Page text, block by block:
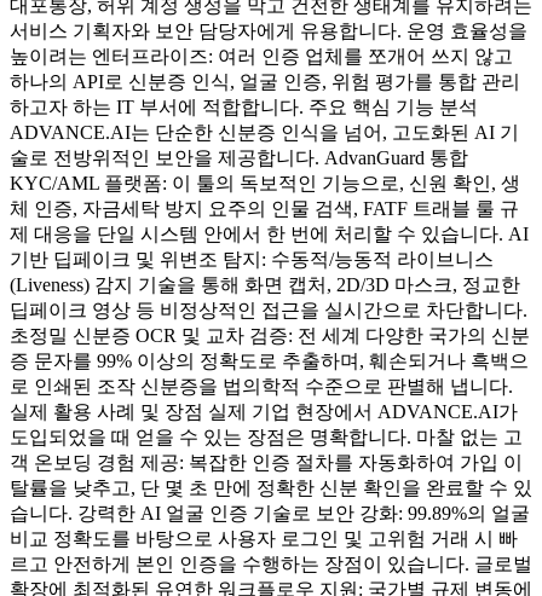
대포통장, 허위 계정 생성을 막고 건전한 생태계를 유지하려는
서비스 기획자와 보안 담당자에게 유용합니다. 운영 효율성을
높이려는 엔터프라이즈: 여러 인증 업체를 쪼개어 쓰지 않고
하나의 API로 신분증 인식, 얼굴 인증, 위험 평가를 통합 관리
하고자 하는 IT 부서에 적합합니다. 주요 핵심 기능 분석
ADVANCE.AI는 단순한 신분증 인식을 넘어, 고도화된 AI 기
술로 전방위적인 보안을 제공합니다. AdvanGuard 통합
KYC/AML 플랫폼: 이 툴의 독보적인 기능으로, 신원 확인, 생
체 인증, 자금세탁 방지 요주의 인물 검색, FATF 트래블 룰 규
제 대응을 단일 시스템 안에서 한 번에 처리할 수 있습니다. AI
기반 딥페이크 및 위변조 탐지: 수동적/능동적 라이브니스
(Liveness) 감지 기술을 통해 화면 캡처, 2D/3D 마스크, 정교한
딥페이크 영상 등 비정상적인 접근을 실시간으로 차단합니다.
초정밀 신분증 OCR 및 교차 검증: 전 세계 다양한 국가의 신분
증 문자를 99% 이상의 정확도로 추출하며, 훼손되거나 흑백으
로 인쇄된 조작 신분증을 법의학적 수준으로 판별해 냅니다.
실제 활용 사례 및 장점 실제 기업 현장에서 ADVANCE.AI가
도입되었을 때 얻을 수 있는 장점은 명확합니다. 마찰 없는 고
객 온보딩 경험 제공: 복잡한 인증 절차를 자동화하여 가입 이
탈률을 낮추고, 단 몇 초 만에 정확한 신분 확인을 완료할 수 있
습니다. 강력한 AI 얼굴 인증 기술로 보안 강화: 99.89%의 얼굴
비교 정확도를 바탕으로 사용자 로그인 및 고위험 거래 시 빠
르고 안전하게 본인 인증을 수행하는 장점이 있습니다. 글로벌
확장에 최적화된 유연한 워크플로우 지원: 국가별 규제 변동에